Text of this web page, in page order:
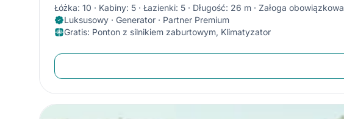
Łóżka: 10 Kabiny: 5 Łazienki: 5 Długość: 26 m Załoga obowiązkowa
Luksusowy · Generator · Partner Premium
Gratis: Ponton z silnikiem zaburtowym, Klimatyzator